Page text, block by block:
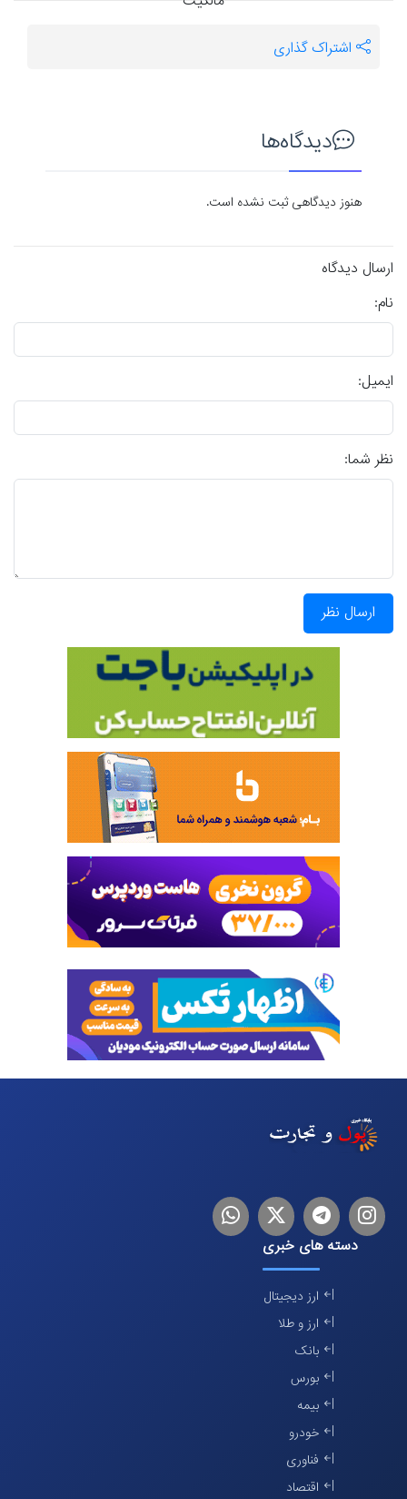
اشتراک گذاری
دیدگاه‌ها
هنوز دیدگاهی ثبت نشده است.
ارسال دیدگاه
نام:
ایمیل:
نظر شما:
ارسال نظر
اینستاگرام
تلگرام توییترلینکدین
دسته های خبری
ارز دیجیتال
ارز و طلا
بانک
بورس
بیمه
خودرو
فناوری
اقتصاد